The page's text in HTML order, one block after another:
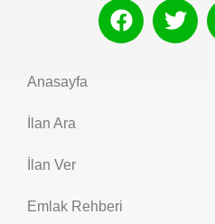
Anasayfa
İlan Ara
İlan Ver
Emlak Rehberi